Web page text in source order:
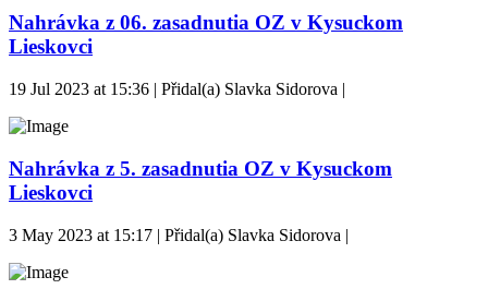
Nahrávka z 06. zasadnutia OZ v Kysuckom
Lieskovci
19 Jul 2023 at 15:36 | Přidal(a) Slavka Sidorova |
Nahrávka z 5. zasadnutia OZ v Kysuckom
Lieskovci
3 May 2023 at 15:17 | Přidal(a) Slavka Sidorova |